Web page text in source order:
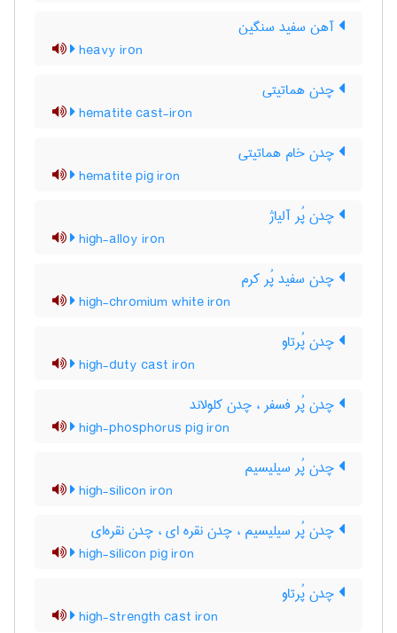
آهن سفید سنگین
heavy iron
چدن هماتیتی
hematite cast-iron
چدن خام هماتیتی
hematite pig iron
چدن پُر آلیاژ
high-alloy iron
چدن سفید پُر کرم
high-chromium white iron
چدن پُرتاو
high-duty cast iron
چدن پُر فسفر ، چدن کلولاند
high-phosphorus pig iron
چدن پُر سیلیسیم
high-silicon iron
چدن پُر سیلیسیم ، چدن نقره ای ، چدن نقره‌ای
high-silicon pig iron
چدن پُرتاو
high-strength cast iron